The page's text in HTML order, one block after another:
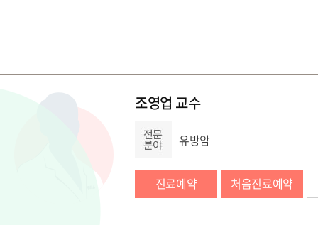
조영업 교수
유방암
진료예약 처음진료예약